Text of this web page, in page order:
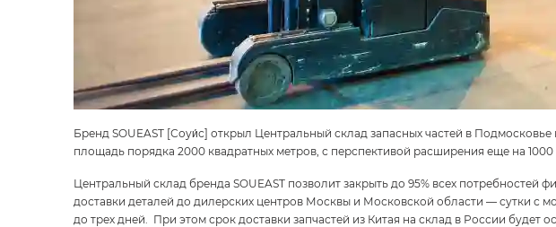
Бренд SOUEAST [Соуи́с] открыл Центральный склад запасных частей в
площадь порядка 2000 квадратных метров, с перспективой расширения еще на
Центральный склад бренда SOUEAST позволит закрыть до 95% всех
доставки деталей до дилерских центров Москвы и Московской области — сутки с
до трех дней. При этом срок доставки запчастей из Китая на склад в России будет